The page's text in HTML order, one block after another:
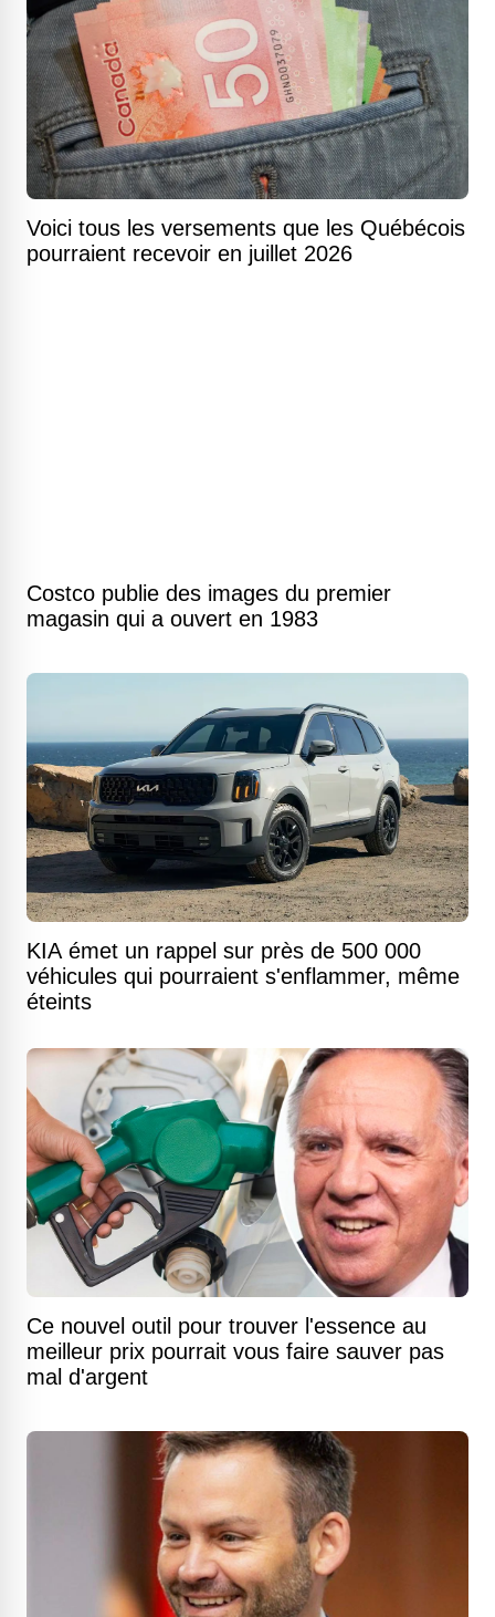
Voici tous les versements que les Québécois
pourraient recevoir en juillet 2026
Costco publie des images du premier
magasin qui a ouvert en 1983
KIA émet un rappel sur près de 500 000
véhicules qui pourraient s'enflammer, même
éteints
Ce nouvel outil pour trouver l'essence au
meilleur prix pourrait vous faire sauver pas
mal d'argent